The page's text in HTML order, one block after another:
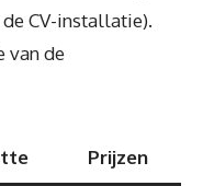
CV-installatie).
van de
Prijzen